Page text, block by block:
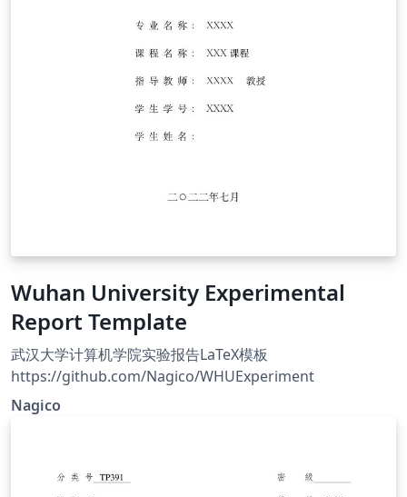
Wuhan University Experimental
Report Template
武汉大学计算机学院实验报告LaTeX模板
https://github.com/Nagico/WHUExperiment
Nagico